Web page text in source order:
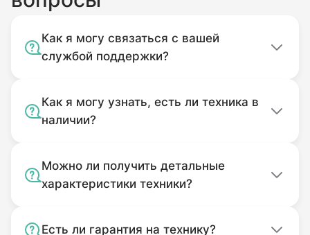
Как я могу связаться с вашей
службой поддержки?
Как я могу узнать, есть ли техника в
наличии?
Можно ли получить детальные
характеристики техники?
Есть ли гарантия на технику?